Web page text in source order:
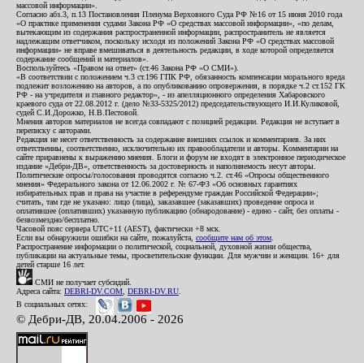
массовой информации».
Согласно абз.3, п.13 Постановления Пленума Верховного Суда РФ №16 от 15 июня 2010 года
«О практике применения судами Закона РФ «О средствах массовой информации», «по делам,
вытекающим из содержания распространенной информации, распространитель не является
надлежащим ответчиком, поскольку исходя из положений Закона РФ «О средствах массовой
информации» не вправе вмешиваться в деятельность редакции, в ходе которой определяется
содержание сообщений и материалов».
Воспользуйтесь «Правом на ответ» (ст.46 Закона РФ «О СМИ»).
«В соответствии с положением ч.3 ст.196 ГПК РФ, обязанность компенсации морального вреда
подлежит возложению на авторов, а по опубликованию опровержения, в порядке ч.2 ст.152 ГК
РФ - на учредителя и главного редактор», - из апелляционного определения Хабаровского
краевого суда от 22.08.2012 г. (дело №33-5325/2012) председательствующего И.И.Куликовой,
судей С.И.Дорожко, Н.В.Пестовой.
Мнения авторов материалов не всегда совпадают с позицией редакции. Редакция не вступает в
переписку с авторами.
Редакция не несет ответственность за содержание внешних ссылок и комментариев. За них
ответственны, соответственно, исключительно их правообладатели и авторы. Комментарии на
сайте приравнены к выражению мнения. Блоги и форум не входят в электронное периодическое
издание «Дебри-ДВ», ответственность за достоверность и наполняемость несут авторы.
Политические опросы/голосования проводятся согласно ч.2. ст.46 «Опросы общественного
мнения» Федерального закона от 12.06.2002 г. № 67-ФЗ «Об основных гарантиях
избирательных прав и права на участие в референдуме граждан Российской Федерации»;
считать, там где не указано: лицо (лица), заказавшее (заказавших) проведение опроса и
оплатившее (оплативших) указанную публикацию (обнародование) - едино - сайт, без оплаты -
безвозмездно/бесплатно.
Часовой пояс сервера UTC+11 (AEST), фактически +8 мск.
Если вы обнаружили ошибки на сайте, пожалуйста, сообщите нам об этом
Распространение информации о политической, социальной, духовной жизни общества,
публикации на актуальные темы, просветительские функции. Для мужчин и женщин. 16+ для
детей старше 16 лет.
СМИ не получает субсидий.
Адреса сайта: DEBRI-DV.COM DEBRI-DV.RU
В социальных сетях:
© Дебри-ДВ, 20.04.2006 - 2026